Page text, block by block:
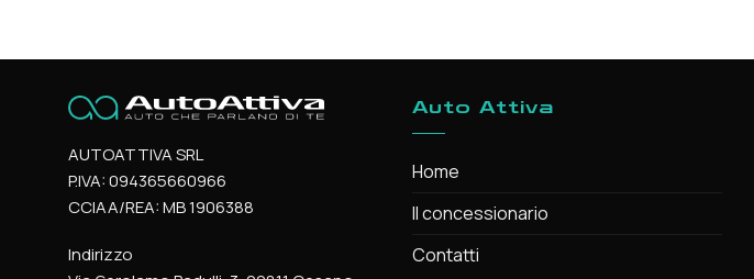
AUTOATTIVA SRL
P.IVA: 094365660966
CCIAA/REA: MB 1906388
Indirizzo
Auto Attiva
Home
Il concessionario
Contatti